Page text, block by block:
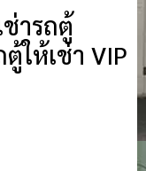
ช่ารถตู้
ให้เช่า VIP